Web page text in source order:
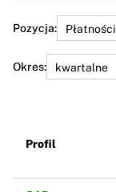
Pozycja:
Okres:
Profil